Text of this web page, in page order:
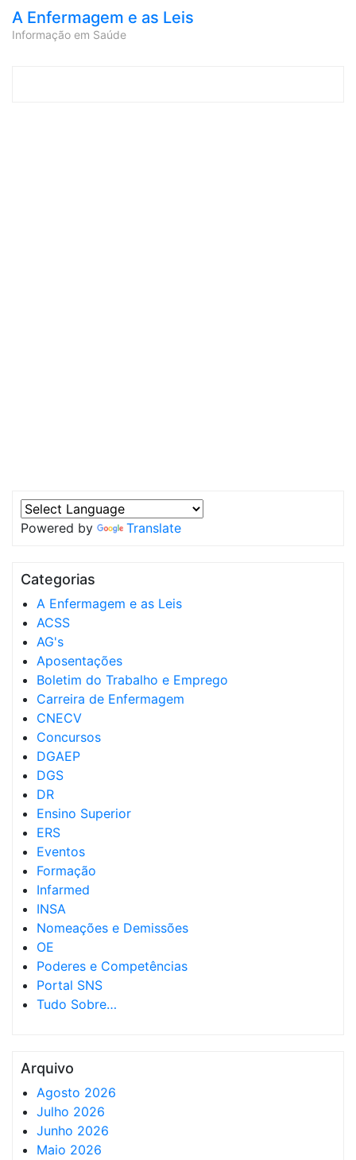
A Enfermagem e as Leis
Informação em Saúde
Powered by Translate
Categorias
A Enfermagem e as Leis
ACSS
AG's
Aposentações
Boletim do Trabalho e Emprego
Carreira de Enfermagem
CNECV
Concursos
DGAEP
DGS
DR
Ensino Superior
ERS
Eventos
Formação
Infarmed
INSA
Nomeações e Demissões
OE
Poderes e Competências
Portal SNS
Tudo Sobre…
Arquivo
Agosto 2026
Julho 2026
Junho 2026
Maio 2026